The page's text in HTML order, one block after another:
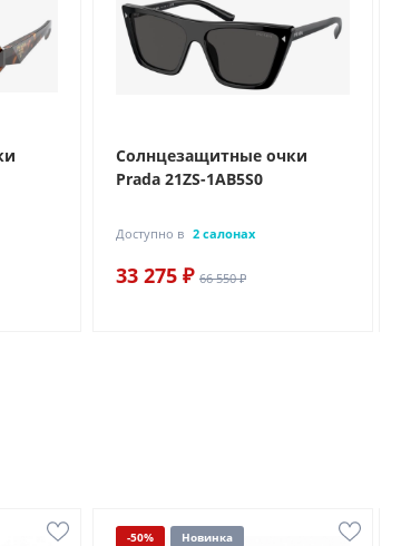
Солнцезащитные очки
Prada 21ZS-1AB5S0
Доступно в 2 салонах
33 275 ₽ 66 550 ₽
-50% Новинка